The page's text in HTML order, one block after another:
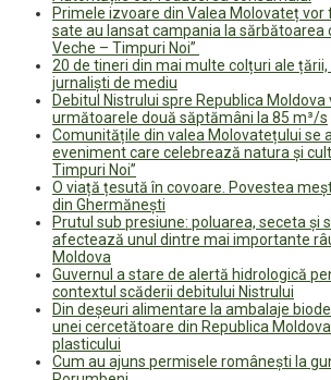
Primele izvoare din Valea Molovateț vor
sate au lansat campania la sărbătoarea
Veche – Timpuri Noi”
20 de tineri din mai multe colțuri ale
jurnaliști de mediu
Debitul Nistrului spre Republica Moldova
următoarele două săptămâni la 85 m³/s
Comunitățile din valea Molovatețului se
eveniment care celebrează natura și
Timpuri Noi”
O viață țesută în covoare. Povestea
din Ghermănești
Prutul sub presiune: poluarea, seceta și
afectează unul dintre mai importante
Moldova
Guvernul a stare de alertă hidrologică
contextul scăderii debitului Nistrului
Din deșeuri alimentare la ambalaje
unei cercetătoare din Republica
plasticului
Cum au ajuns permisele românești la